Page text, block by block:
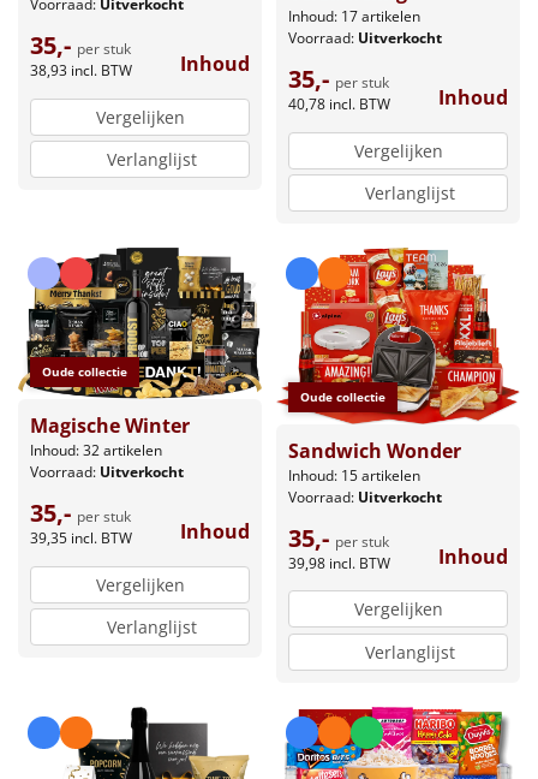
Voorraad: Uitverkocht
35,- per stuk
38,93 incl. BTW Inhoud
Vergelijken
Verlanglijst
Inhoud: 17 artikelen
Voorraad: Uitverkocht
35,- per stuk
40,78 incl. BTW Inhoud
Vergelijken
Verlanglijst
Oude collectie
Magische Winter
Inhoud: 32 artikelen
Voorraad: Uitverkocht
35,- per stuk
39,35 incl. BTW Inhoud
Vergelijken
Verlanglijst
Oude collectie
Sandwich Wonder
Inhoud: 15 artikelen
Voorraad: Uitverkocht
35,- per stuk
39,98 incl. BTW Inhoud
Vergelijken
Verlanglijst